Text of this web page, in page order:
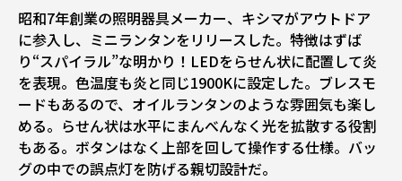
昭和7年創業の照明器具メーカー、キシマがアウトドア
に参入し、ミニランタンをリリースした。特徴はずば
り“スパイラル”な明かり！LEDをらせん状に配置して炎
を表現。色温度も炎と同じ1900Kに設定した。ブレスモ
ードもあるので、オイルランタンのような雰囲気も楽し
める。らせん状は水平にまんべんなく光を拡散する役割
もある。ボタンはなく上部を回して操作する仕様。バッ
グの中での誤点灯を防げる親切設計だ。